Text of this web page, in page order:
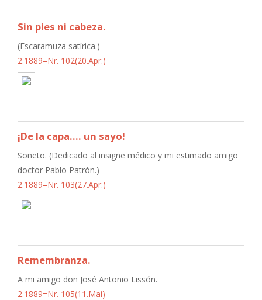
Sin pies ni cabeza.
(Escaramuza satírica.)
2.1889=Nr. 102(20.Apr.)
¡De la capa.... un sayo!
Soneto. (Dedicado al insigne médico y mi estimado amigo
doctor Pablo Patrón.)
2.1889=Nr. 103(27.Apr.)
Remembranza.
A mi amigo don José Antonio Lissón.
2.1889=Nr. 105(11.Mai)